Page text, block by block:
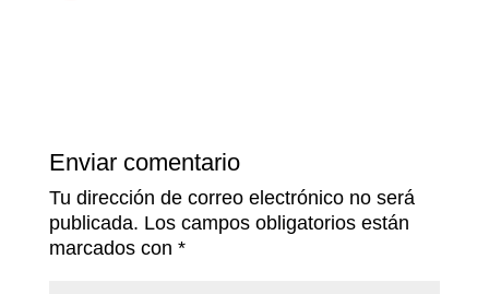
Enviar comentario
Tu dirección de correo electrónico no será
publicada. Los campos obligatorios están
marcados con *